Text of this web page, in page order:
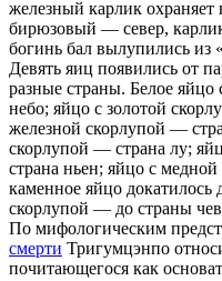
железный карлик
бирюзовый — север,
богинь бал вылупились из
Девять яиц появились от
разные страны. Белое
небо; яйцо с золотой
железной скорлупой —
скорлупой — страна лу;
страна ньен; яйцо с
каменное яйцо докатилось
скорлупой — до страны
По мифологическим
смерти Тригумцэнпо
почитающегося как